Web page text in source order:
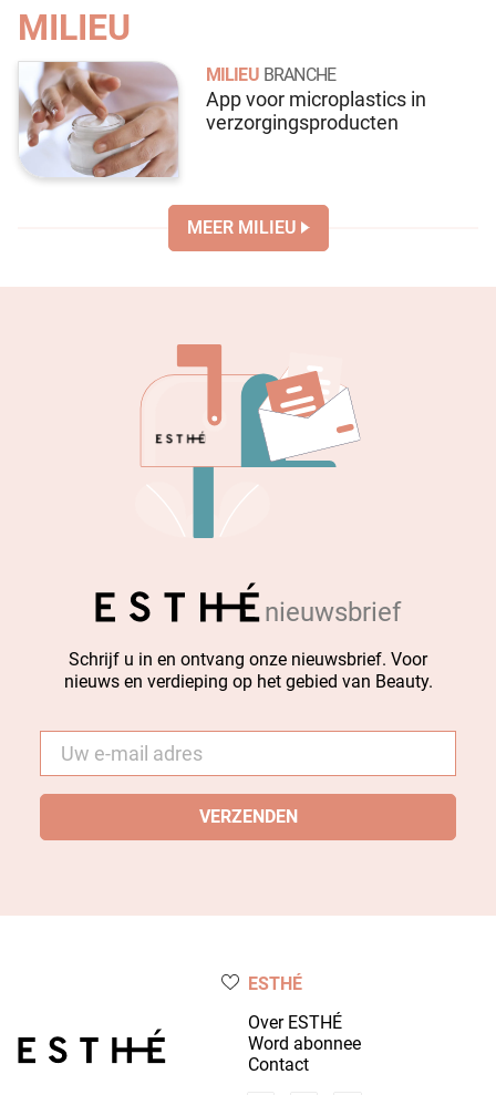
MILIEU
MILIEU BRANCHE
App voor microplastics in
verzorgingsproducten
MEER MILIEU
nieuwsbrief
Schrijf u in en ontvang onze nieuwsbrief. Voor
nieuws en verdieping op het gebied van Beauty.
mail *
ESTHÉ
Over ESTHÉ
Word abonnee
Contact